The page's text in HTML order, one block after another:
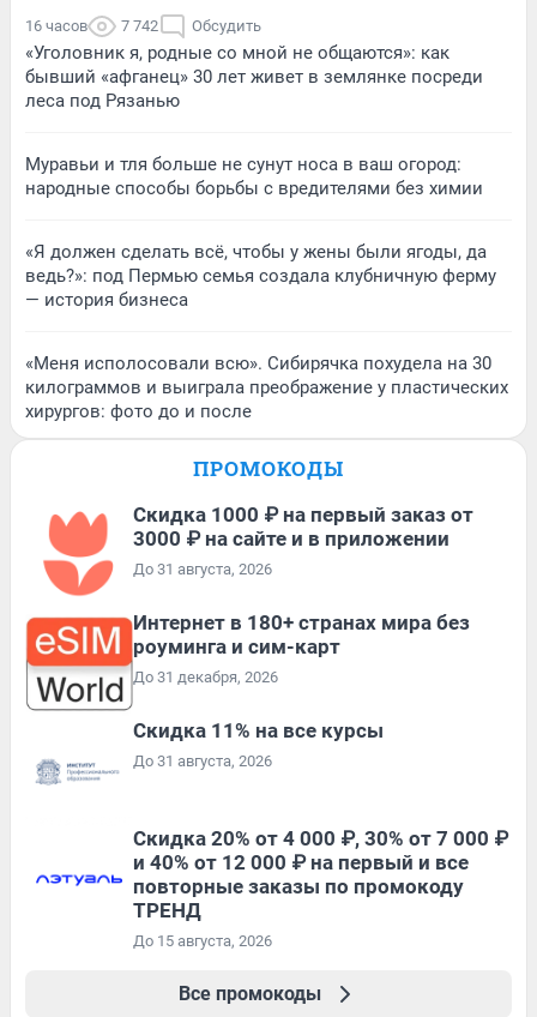
16 часов 7 742 Обсудить
«Уголовник я, родные со мной не общаются»: как
бывший «афганец» 30 лет живет в землянке посреди
леса под Рязанью
Муравьи и тля больше не сунут носа в ваш огород:
народные способы борьбы с вредителями без химии
«Я должен сделать всё, чтобы у жены были ягоды, да
ведь?»: под Пермью семья создала клубничную ферму
— история бизнеса
«Меня исполосовали всю». Сибирячка похудела на 30
килограммов и выиграла преображение у пластических
хирургов: фото до и после
ПРОМОКОДЫ
Скидка 1000 ₽ на первый заказ от
3000 ₽ на сайте и в приложении
До 31 августа, 2026
Интернет в 180+ странах мира без
роуминга и сим-карт
До 31 декабря, 2026
Скидка 11% на все курсы
До 31 августа, 2026
Скидка 20% от 4 000 ₽, 30% от 7 000 ₽
и 40% от 12 000 ₽ на первый и все
повторные заказы по промокоду
ТРЕНД
До 15 августа, 2026
Все промокоды